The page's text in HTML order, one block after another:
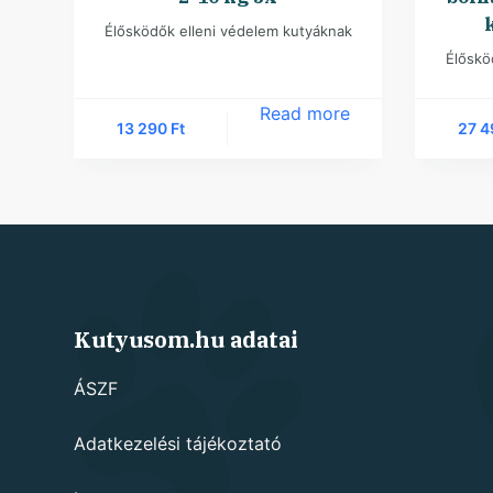
Élősködők elleni védelem kutyáknak
13 290 Ft
Read more
27
Kutyusom.hu adatai
ÁSZF
Adatkezelési tájékoztató